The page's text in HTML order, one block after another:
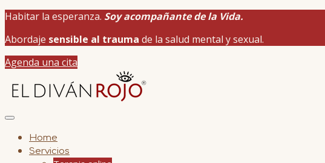
Habitar la esperanza. Soy acompañante de la Vida.
Abordaje sensible al trauma de la salud mental y sexual.
Agenda una cita
Home
Servicios